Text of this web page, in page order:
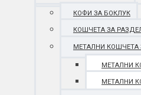
КОФИ ЗА БОКЛУК
КОШЧЕТА ЗА
МЕТАЛНИ КОШЧЕТА
МЕТАЛНИ
МЕТАЛНИ